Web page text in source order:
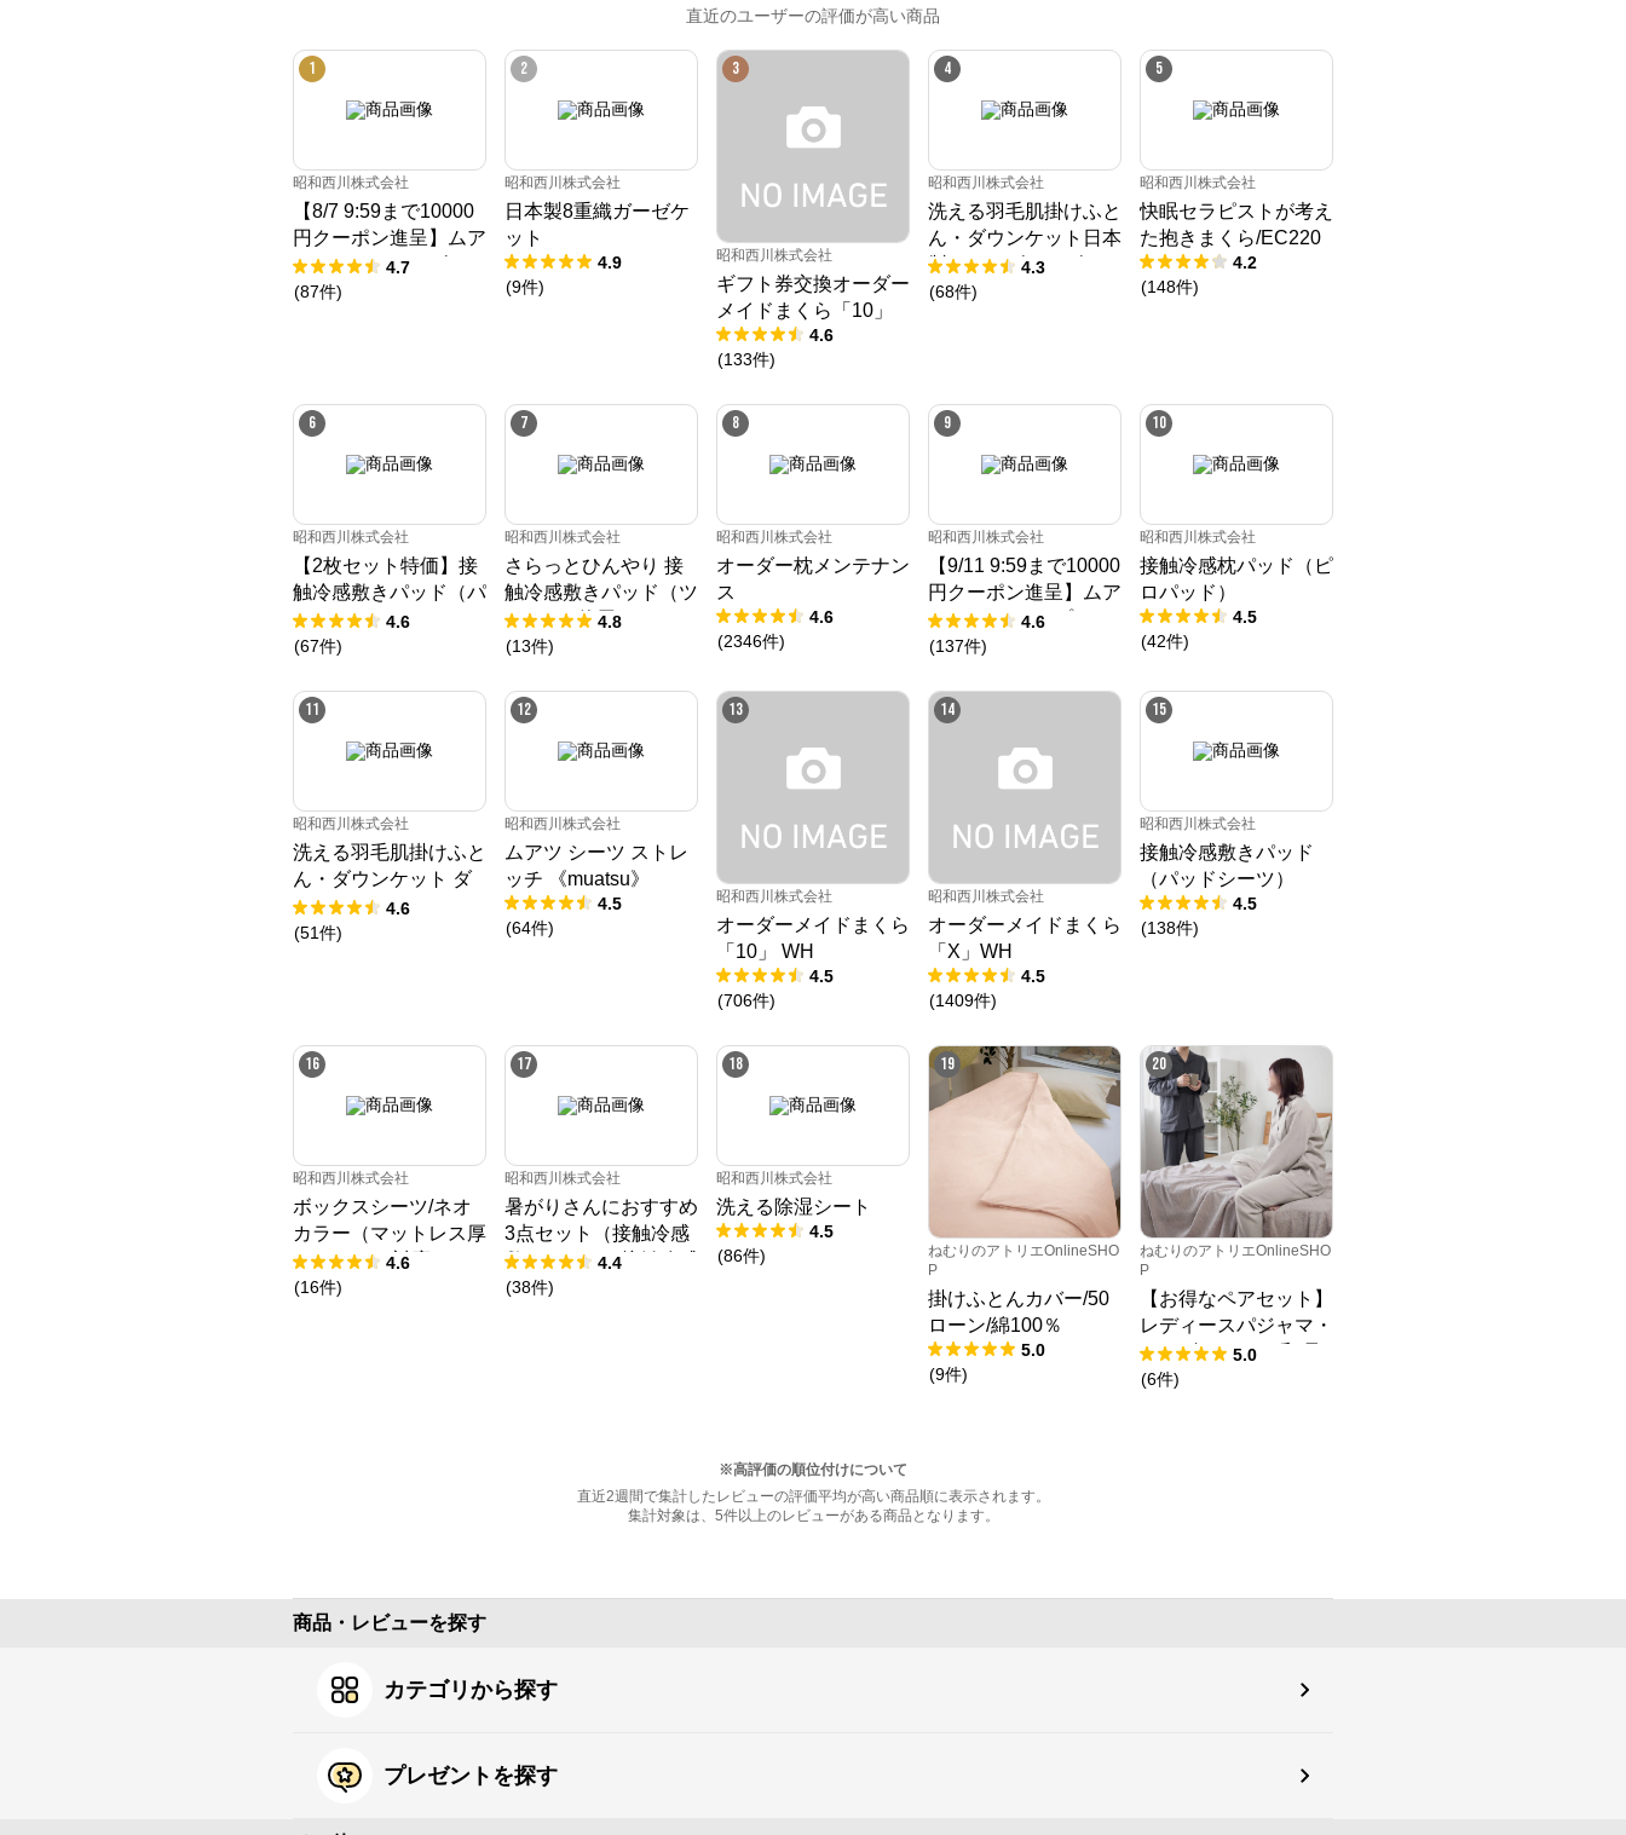
直近のユーザーの評価が高い商品
1
昭和西川株式会社
【8/7 9:59まで10000
円クーポン進呈】ムア
ツ マットレス 30年ム
アツマットレスX《90
4.7
(87件)
2
昭和西川株式会社
日本製8重織ガーゼケ
ット
4.9
(9件)
3
昭和西川株式会社
ギフト券交換オーダー
メイドまくら「10」
4.6
(133件)
4
昭和西川株式会社
洗える羽毛肌掛けふと
ん・ダウンケット日本
製ドイツダックダウン
90％ 370ダウンパワ
4.3
(68件)
5
昭和西川株式会社
快眠セラピストが考え
た抱きまくら/EC220
4.2
(148件)
6
昭和西川株式会社
【2枚セット特価】接
触冷感敷きパッド（パ
ッドシーツ）
4.6
(67件)
7
昭和西川株式会社
さらっとひんやり 接
触冷感敷きパッド（ツ
ヌーガ®使用） / Cool
Liv SUPER
4.8
(13件)
8
昭和西川株式会社
オーダー枕メンテナン
ス
4.6
(2346件)
9
昭和西川株式会社
【9/11 9:59まで10000
円クーポン進呈】ムア
ツ マットレス プロ
《90日お試し対象》
4.6
(137件)
10
昭和西川株式会社
接触冷感枕パッド（ピ
ロパッド）
4.5
(42件)
11
昭和西川株式会社
洗える羽毛肌掛けふと
ん・ダウンケット ダ
ック50%
4.6
(51件)
12
昭和西川株式会社
ムアツ シーツ ストレ
ッチ 《muatsu》
4.5
(64件)
13
昭和西川株式会社
オーダーメイドまくら
「10」 WH
4.5
(706件)
14
昭和西川株式会社
オーダーメイドまくら
「X」WH
4.5
(1409件)
15
昭和西川株式会社
接触冷感敷きパッド
（パッドシーツ）
4.5
(138件)
16
昭和西川株式会社
ボックスシーツ/ネオ
カラー（マットレス厚
み23㎝まで対応）
4.6
(16件)
17
昭和西川株式会社
暑がりさんにおすすめ
3点セット（接触冷感
敷きパッド、接触冷感
ケット、接触冷感枕パ
4.4
(38件)
18
昭和西川株式会社
洗える除湿シート
4.5
(86件)
19
ねむりのアトリエOnlineSHO
P
掛けふとんカバー/50
ローン/綿100％
5.0
(9件)
20
ねむりのアトリエOnlineSHO
P
【お得なペアセット】
レディースパジャマ・
メンズパジャマ/和晒
し2重ガーゼ
5.0
(6件)
※高評価の順位付けについて
直近2週間で集計したレビューの評価平均が高い商品順に表示されます。
集計対象は、5件以上のレビューがある商品となります。
ねむりのアトリエOnlineSHOP
※外部サイトが開きます
ねむりのアトリエOnlineSHOP からのコメント
四季に適した快適なねむりで、
ねむりのアトリエOnline SHOPは、京都の寝具総合メーカー「ロマンス小
杉」が運営するオンラインショップです。
「京都スリープサイエンスラボ」を社内に構え、科学的なエビデンスに基づ
き、お客様の体質や室内環境、季節に応じたねむりをご提案します。
商品・レビューを探す
カテゴリから探す
プレゼントを探す